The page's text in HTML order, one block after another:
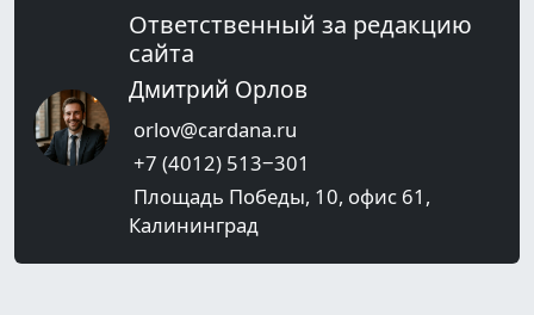
Ответственный за редакцию
сайта
Дмитрий Орлов
orlov@cardana.ru
+7 (4012) 513‒301
Площадь Победы, 10, офис 61,
Калининград